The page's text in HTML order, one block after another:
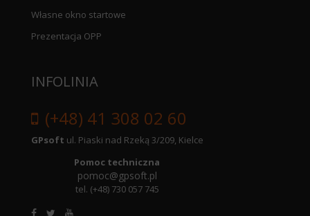
Własne okno startowe
Prezentacja OPP
INFOLINIA
(+48) 41 308 02 60
GPsoft ul. Piaski nad Rzeką 3/209, Kielce
Pomoc techniczna
pomoc@gpsoft.pl
tel. (+48) 730 057 745